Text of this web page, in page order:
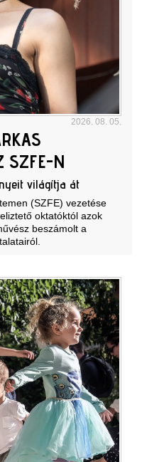
2026. 08. 05.
SZFE-N
világítja át
(SZFE) vezetése
oktatóktól azok
beszámolt a